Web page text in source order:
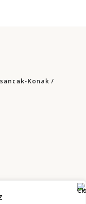
Konak /